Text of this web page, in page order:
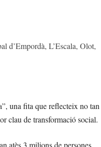
d’Empordà, L’Escala, Olot,
una fita que reflecteix no tan
clau de transformació social.
atès 3 milions de persones,